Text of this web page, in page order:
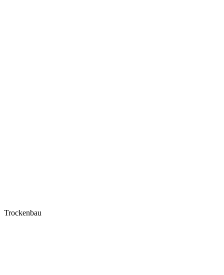
Trockenbau